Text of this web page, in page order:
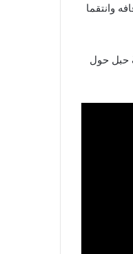
وانتقما
حبل حول